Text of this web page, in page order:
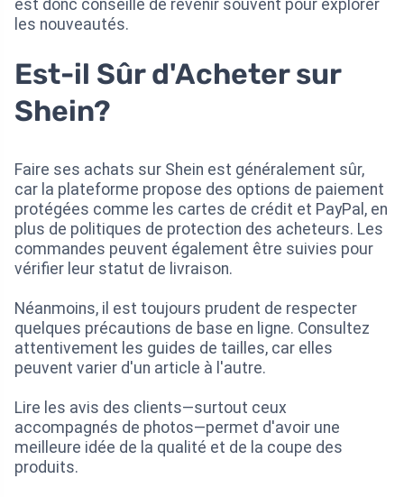
est donc conseillé de revenir souvent pour explorer
les nouveautés.
Est-il Sûr d'Acheter sur
Shein?
Faire ses achats sur Shein est généralement sûr,
car la plateforme propose des options de paiement
protégées comme les cartes de crédit et PayPal, en
plus de politiques de protection des acheteurs. Les
commandes peuvent également être suivies pour
vérifier leur statut de livraison.
Néanmoins, il est toujours prudent de respecter
quelques précautions de base en ligne. Consultez
attentivement les guides de tailles, car elles
peuvent varier d'un article à l'autre.
Lire les avis des clients—surtout ceux
accompagnés de photos—permet d'avoir une
meilleure idée de la qualité et de la coupe des
produits.